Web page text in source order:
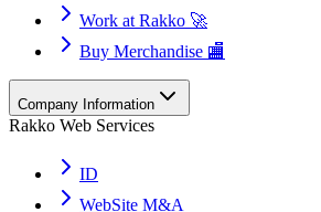
Work at Rakko 🚀
Buy Merchandise 🏬
Company Information
Rakko Web Services
ID
WebSite M&A